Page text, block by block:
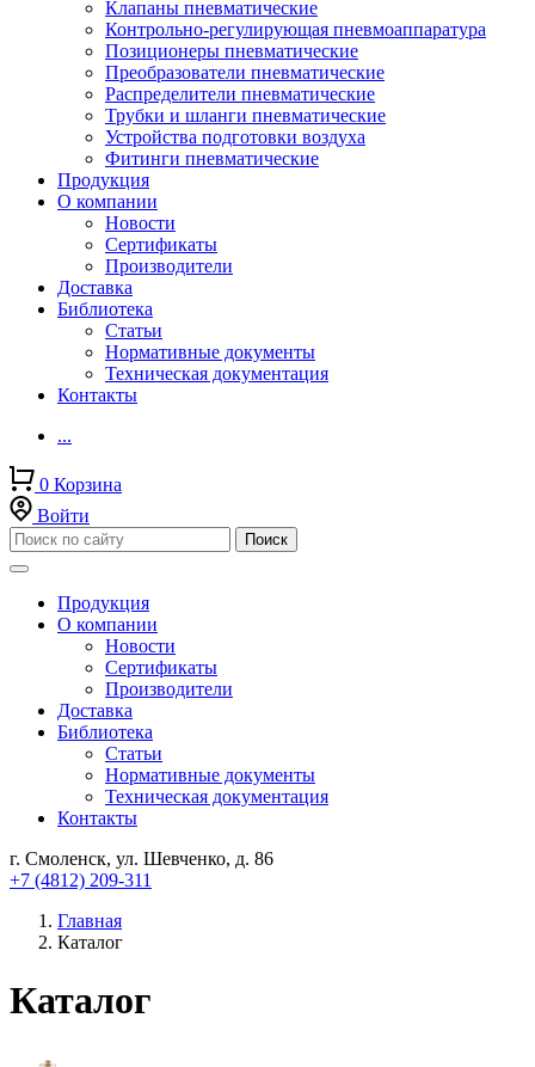
Клапаны пневматические
Контрольно-регулирующая пневмоаппаратура
Позиционеры пневматические
Преобразователи пневматические
Распределители пневматические
Трубки и шланги пневматические
Устройства подготовки воздуха
Фитинги пневматические
Продукция
О компании
Новости
Сертификаты
Производители
Доставка
Библиотека
Статьи
Нормативные документы
Техническая документация
Контакты
...
0 Корзина
Войти
Продукция
О компании
Новости
Сертификаты
Производители
Доставка
Библиотека
Статьи
Нормативные документы
Техническая документация
Контакты
г. Смоленск, ул. Шевченко, д. 86
+7 (4812) 209-311
Главная
Каталог
Каталог